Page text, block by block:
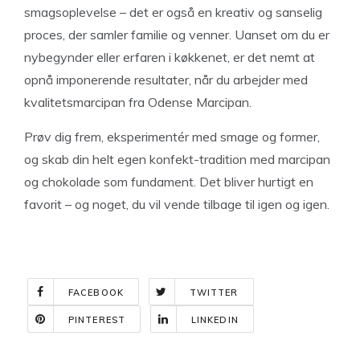
smagsoplevelse – det er også en kreativ og sanselig
proces, der samler familie og venner. Uanset om du er
nybegynder eller erfaren i køkkenet, er det nemt at
opnå imponerende resultater, når du arbejder med
kvalitetsmarcipan fra Odense Marcipan.
Prøv dig frem, eksperimentér med smage og former,
og skab din helt egen konfekt-tradition med marcipan
og chokolade som fundament. Det bliver hurtigt en
favorit – og noget, du vil vende tilbage til igen og igen.
FACEBOOK TWITTER
PINTEREST LINKEDIN